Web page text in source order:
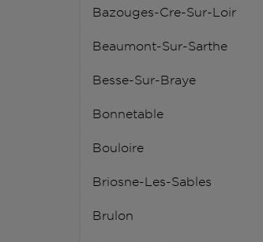
Bazouges-Cre-Sur-Loir
Beaumont-Sur-Sarthe
Besse-Sur-Braye
Bonnetable
Bouloire
Briosne-Les-Sables
Brulon